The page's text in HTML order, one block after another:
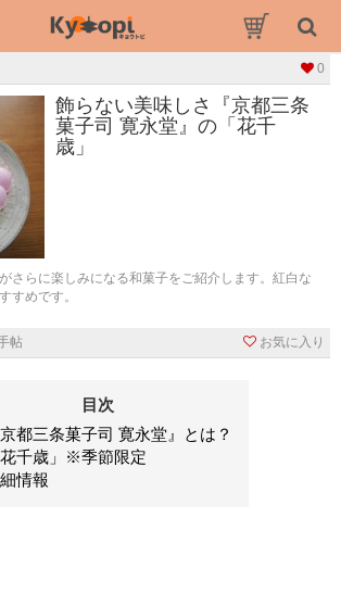
0
飾らない美味しさ『京都三条
菓子司 寛永堂』の「花千
歳」
さらに楽しみになる和菓子をご紹介します。紅白な
すめです。
帖 お気に入り
目次
京都三条菓子司 寛永堂』とは？
花千歳」※季節限定
情報